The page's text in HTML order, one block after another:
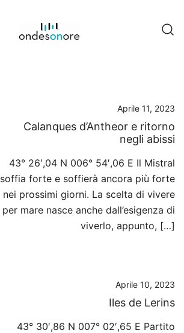
Aprile 11, 2023
Calanques d’Antheor e ritorno
negli abissi
43° 26′,04 N 006° 54′,06 E Il Mistral
soffia forte e soffierà ancora più forte
nei prossimi giorni. La scelta di vivere
per mare nasce anche dall’esigenza di
viverlo, appunto, […]
Aprile 10, 2023
Iles de Lerins
43° 30′,86 N 007° 02′,65 E Partito